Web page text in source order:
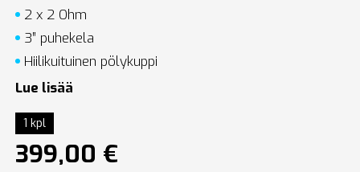
2 x 2 Ohm
3″ puhekela
Hiilikuituinen pölykuppi
Lue lisää
1 kpl
399,00 €